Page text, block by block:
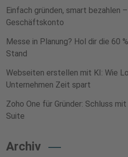
Einfach gründen, smart bezahlen
Geschäftskonto
Messe in Planung? Hol dir die 60
Stand
Webseiten erstellen mit KI: Wie
Unternehmen Zeit spart
Zoho One für Gründer: Schluss
Suite
Archiv